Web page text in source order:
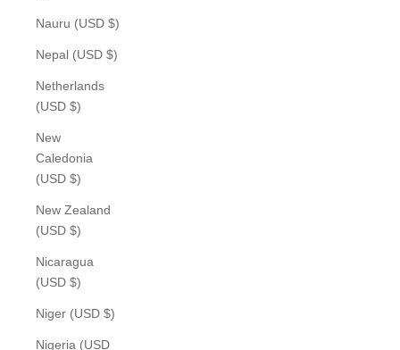
Nauru (USD $)
Nepal (USD $)
Netherlands
(USD $)
New
Caledonia
(USD $)
New Zealand
(USD $)
Nicaragua
(USD $)
Niger (USD $)
Nigeria (USD